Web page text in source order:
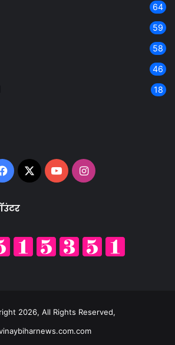
64
59
58
46
18
Facebook
X YouTubeInstagram
2026, All Rights Reserved,